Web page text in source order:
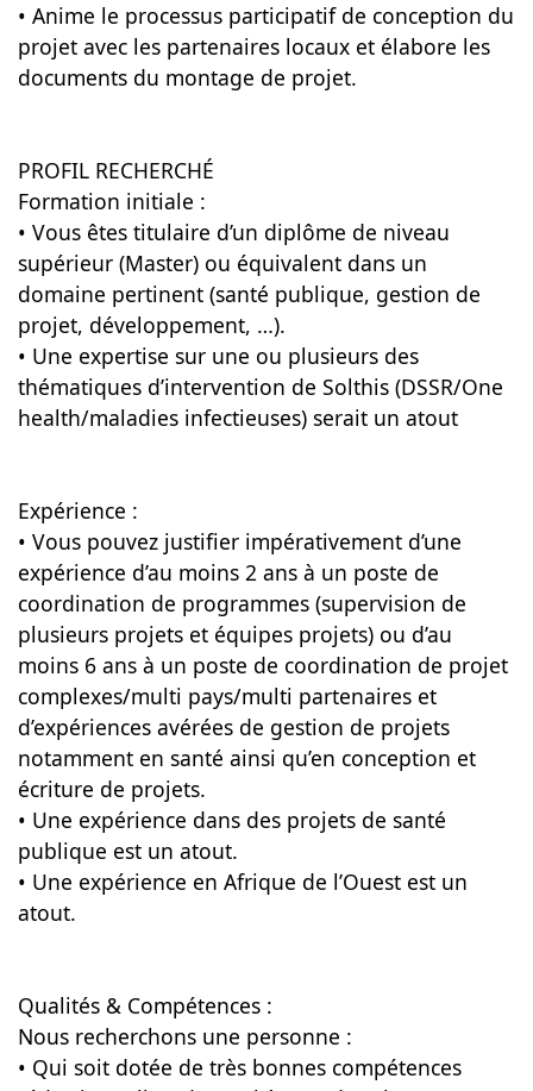
• Anime le processus participatif de conception du
projet avec les partenaires locaux et élabore les
documents du montage de projet.
PROFIL RECHERCHÉ
Formation initiale :
• Vous êtes titulaire d’un diplôme de niveau
supérieur (Master) ou équivalent dans un
domaine pertinent (santé publique, gestion de
projet, développement, …).
• Une expertise sur une ou plusieurs des
thématiques d’intervention de Solthis (DSSR/One
health/maladies infectieuses) serait un atout
Expérience :
• Vous pouvez justifier impérativement d’une
expérience d’au moins 2 ans à un poste de
coordination de programmes (supervision de
plusieurs projets et équipes projets) ou d’au
moins 6 ans à un poste de coordination de projet
complexes/multi pays/multi partenaires et
d’expériences avérées de gestion de projets
notamment en santé ainsi qu’en conception et
écriture de projets.
• Une expérience dans des projets de santé
publique est un atout.
• Une expérience en Afrique de l’Ouest est un
atout.
Qualités & Compétences :
Nous recherchons une personne :
• Qui soit dotée de très bonnes compétences